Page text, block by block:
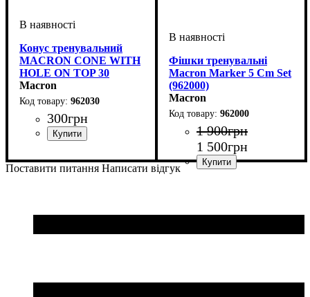
Конус тренувальний
MACRON CONE WITH
HOLE ON TOP 30
(962030)
Macron
962030
300грн
Жовтий
Фішки тренувальні
Macron Marker 5 Cm Set
(962000)
Macron
962000
1 900грн
1 500грн
Стать
Виробник
Колір
Поставити питання Написати відгук